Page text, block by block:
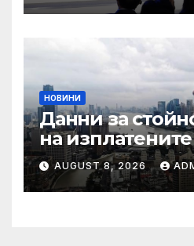
НОВИНИ
Данни за
на
предявени
застраховка
отговорност”
AUGUST 8, 2026